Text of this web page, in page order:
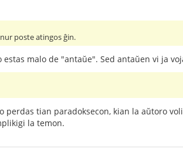
poste atingos ĝin.
malo de "antaŭe". Sed antaŭen vi ja
perdas tian paradoksecon, kian la aŭtoro
la temon.